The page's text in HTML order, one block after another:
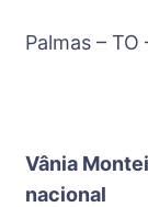
Palmas – TO
Vânia
nacional